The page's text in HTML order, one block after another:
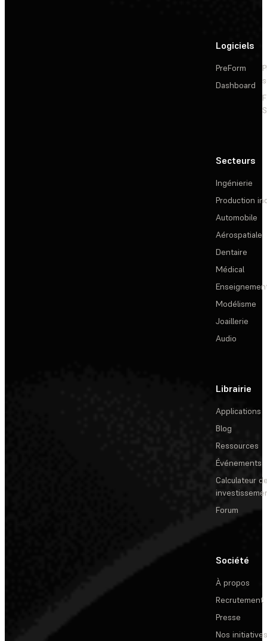
Logiciels
PreForm
Dashboard
Secteurs
Ingénierie
Production
Automobile
Aérospatiale
Dentaire
Médical
Modélisme
Joaillerie
Audio
Librairie
Applications
Blog
Ressources
Événements
Calculateur
Forum
Société
À propos
Recrutement
Presse
Nos initiatives